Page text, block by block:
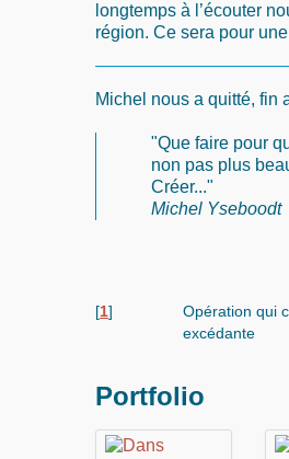
longtemps à l’écouter
région. Ce sera pour
Michel nous a quitté, fin
"Que faire pour
non pas plus
Créer..."
Michel Yseboodt
[1]
Opération qui
excédante
Portfolio